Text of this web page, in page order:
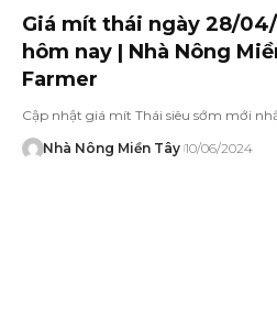
Giá mít thái ngày 28/
hôm nay | Nhà Nông
Farmer
Cập nhật giá mít Thái siêu sớm mới
Nhà Nông Miền Tây 10/06/2024